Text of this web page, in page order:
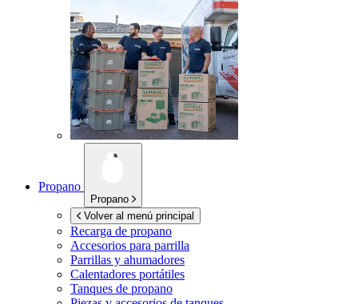
Propano
Propano
Volver al menú principal
Recarga de propano
Accesorios para parrilla
Parrillas y ahumadores
Calentadores portátiles
Tanques de propano